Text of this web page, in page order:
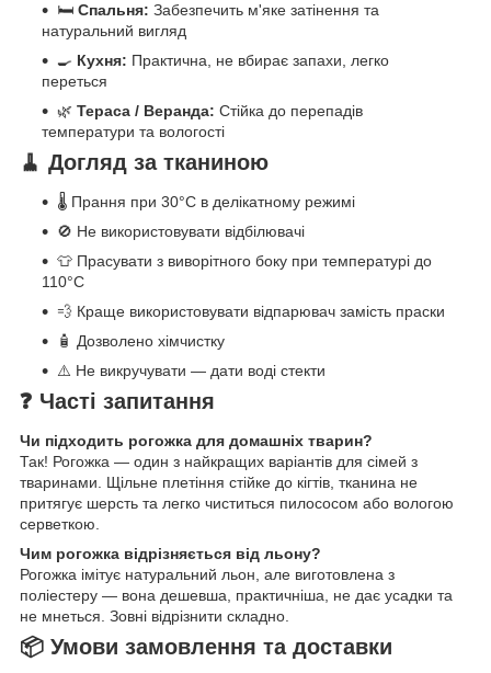
🛏️ Спальня: Забезпечить м'яке затінення та
натуральний вигляд
🍳 Кухня: Практична, не вбирає запахи, легко
переться
🌿 Тераса / Веранда: Стійка до перепадів
температури та вологості
🧹 Догляд за тканиною
🌡️ Прання при 30°C в делікатному режимі
🚫 Не використовувати відбілювачі
👕 Прасувати з виворітного боку при температурі до
110°C
💨 Краще використовувати відпарювач замість праски
🧴 Дозволено хімчистку
⚠️ Не викручувати — дати воді стекти
❓ Часті запитання
Чи підходить рогожка для домашніх тварин?
Так! Рогожка — один з найкращих варіантів для сімей з
тваринами. Щільне плетіння стійке до кігтів, тканина не
притягує шерсть та легко чиститься пилососом або вологою
серветкою.
Чим рогожка відрізняється від льону?
Рогожка імітує натуральний льон, але виготовлена з
поліестеру — вона дешевша, практичніша, не дає усадки та
не мнеться. Зовні відрізнити складно.
📦 Умови замовлення та доставки